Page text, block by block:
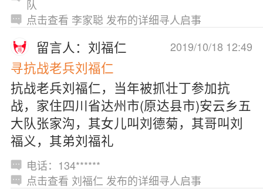
队
点击查看 李家聪 发布的详细寻人启事
2019/10/18 12:49
留言人：刘福仁
寻抗战老兵刘福仁
抗战老兵刘福仁，当年被抓壮丁参加抗
战，家住四川省达州市(原达县市)安云乡五
大队张家沟，其女儿叫刘德菊，其哥叫刘
福义，其弟刘福礼
电话：134******
点击查看 刘福仁 发布的详细寻人启事